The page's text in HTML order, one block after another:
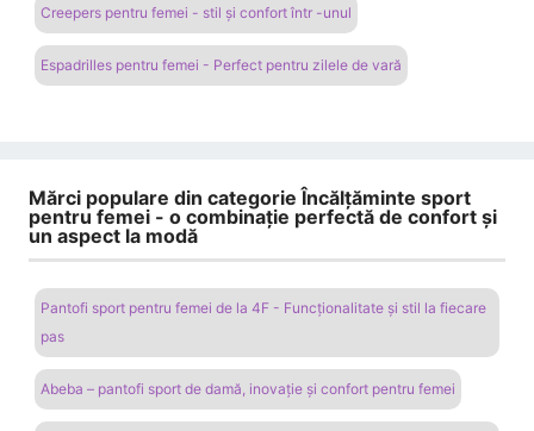
Creepers pentru femei - stil și confort într -unul
Espadrilles pentru femei - Perfect pentru zilele de vară
Mărci populare din categorie Încălțăminte sport
pentru femei - o combinație perfectă de confort și
un aspect la modă
Pantofi sport pentru femei de la 4F - Funcționalitate și stil la fiecare
pas
Abeba – pantofi sport de damă, inovație și confort pentru femei